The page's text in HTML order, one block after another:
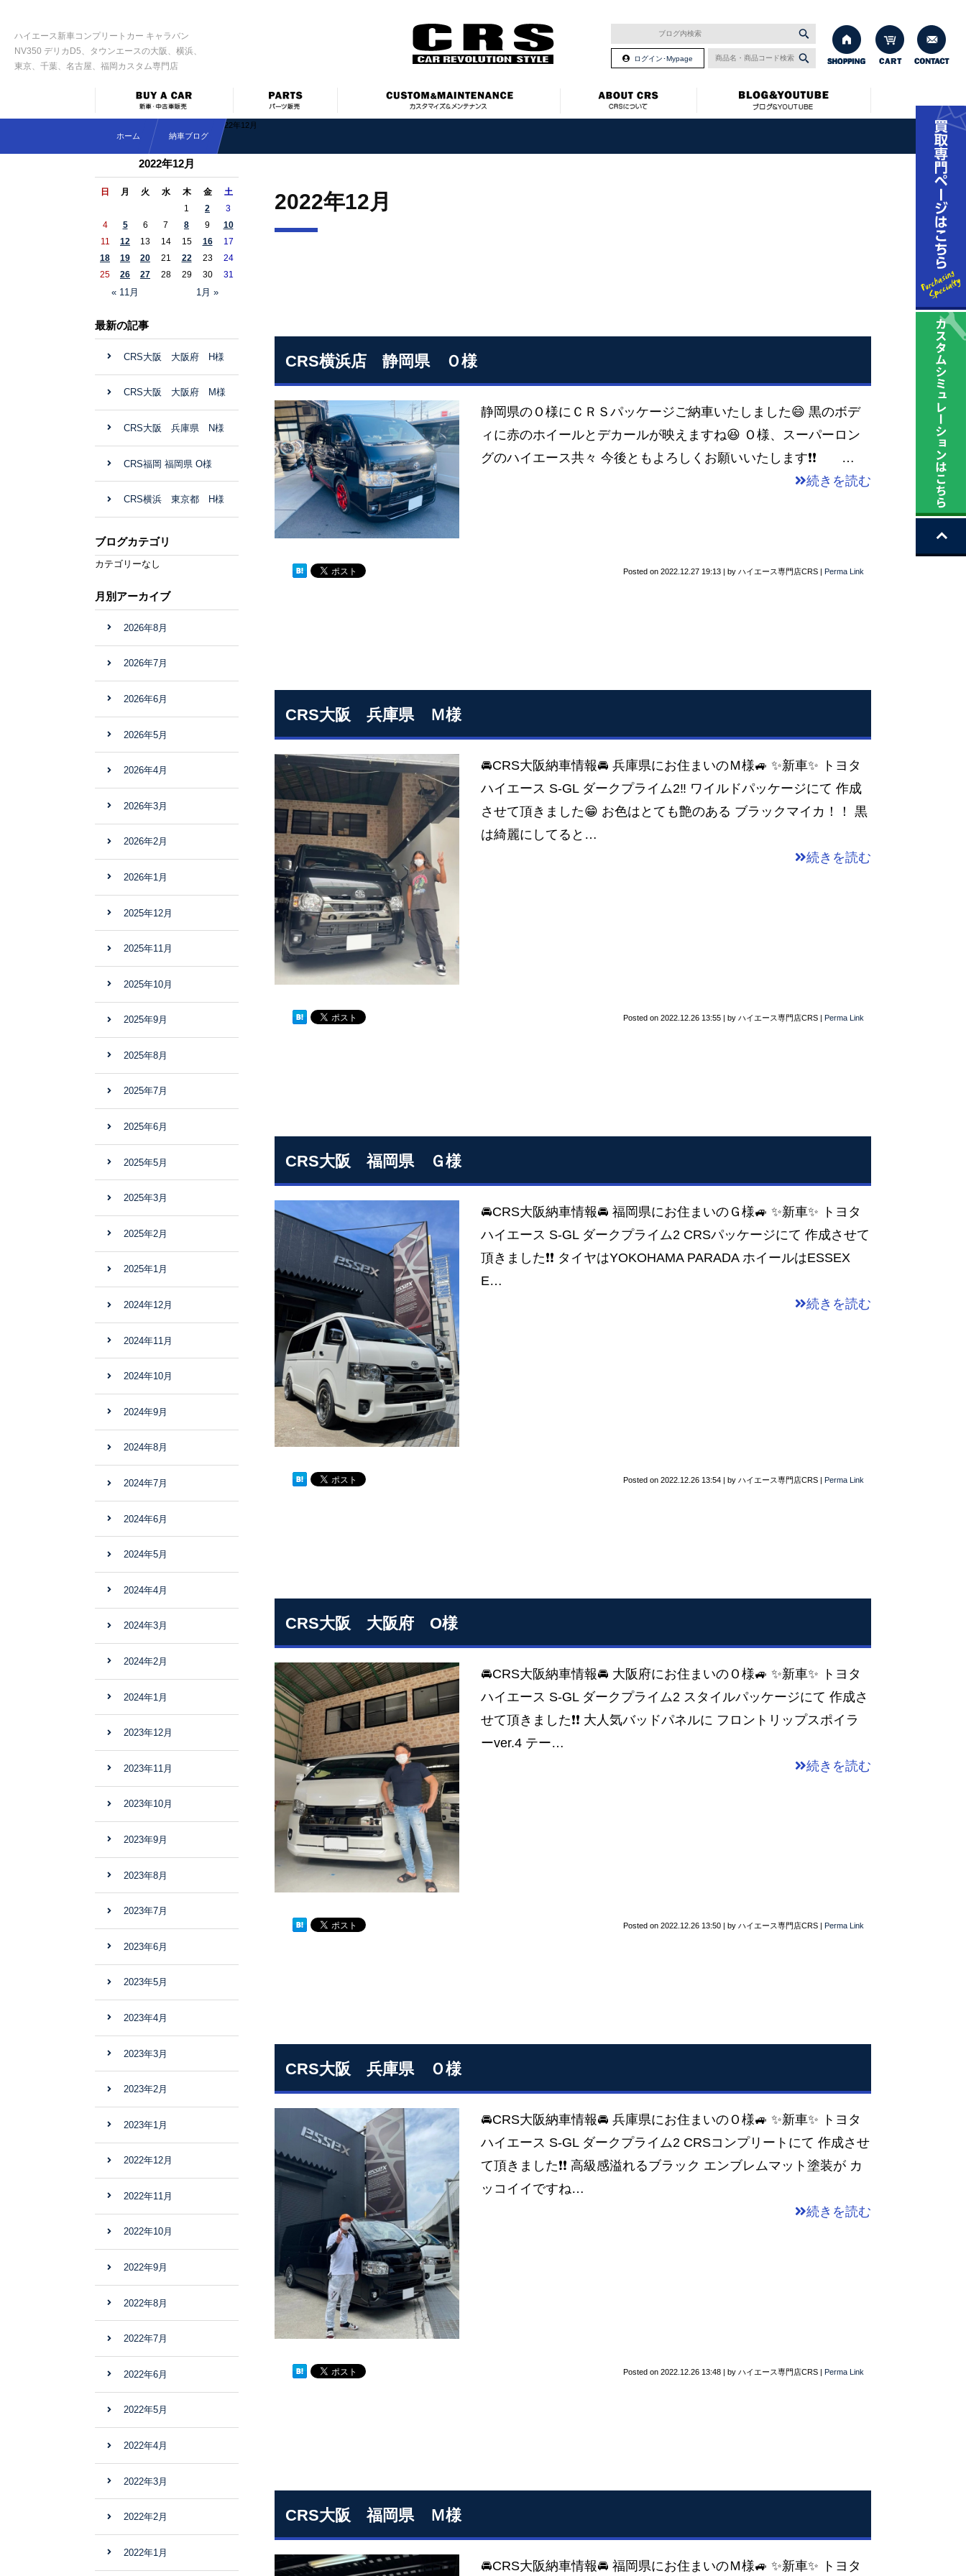
ハイエース新車コンプリートカー キャラバン
NV350 デリカD5、タウンエースの大阪、横浜、
東京、千葉、名古屋、福岡カスタム専門店
ログイン･Mypage
ホーム 納車ブログ
2022年12月
2022年12月
CRS横浜店 静岡県 Ｏ様
静岡県のＯ様にＣＲＳパッケージご納車いたしました😄 黒のボデ
ィに赤のホイールとデカールが映えますね😆 Ｏ様、スーパーロン
グのハイエース共々 今後ともよろしくお願いいたします❗❗ …
続きを読む
Posted on 2022.12.27 19:13 by ハイエース専門店CRS Perma Link
CRS大阪 兵庫県 Ｍ様
🚘CRS大阪納車情報🚘 兵庫県にお住まいのＭ様🚙 ✨新車✨ トヨタ
ハイエース S-GL ダークプライム2‼️ ワイルドパッケージにて 作成
させて頂きました😁 お色はとても艶のある ブラックマイカ！！ 黒
は綺麗にしてると…
続きを読む
Posted on 2022.12.26 13:55 by ハイエース専門店CRS Perma Link
CRS大阪 福岡県 Ｇ様
🚘CRS大阪納車情報🚘 福岡県にお住まいのＧ様🚙 ✨新車✨ トヨタ
ハイエース S-GL ダークプライム2 CRSパッケージにて 作成させて
頂きました❗❗ タイヤはYOKOHAMA PARADA ホイールはESSEX
E…
続きを読む
Posted on 2022.12.26 13:54 | by ハイエース専門店CRS | Perma Link
CRS大阪 大阪府 O様
🚘CRS大阪納車情報🚘 大阪府にお住まいのＯ様🚙 ✨新車✨ トヨタ
ハイエース S-GL ダークプライム2 スタイルパッケージにて 作成さ
せて頂きました❗❗ 大人気バッドパネルに フロントリップスポイラ
ーver.4 テー…
続きを読む
Posted on 2022.12.26 13:50 by ハイエース専門店CRS Perma Link
CRS大阪 兵庫県 Ｏ様
🚘CRS大阪納車情報🚘 兵庫県にお住まいのＯ様🚙 ✨新車✨ トヨタ
ハイエース S-GL ダークプライム2 CRSコンプリートにて 作成させ
て頂きました❗❗ 高級感溢れるブラック エンブレムマット塗装が カ
ッコイイですね…
続きを読む
Posted on 2022.12.26 13:48 | by ハイエース専門店CRS | Perma Link
CRS大阪 福岡県 Ｍ様
🚘CRS大阪納車情報🚘 福岡県にお住まいのＭ様🚙 ✨新車✨ トヨタ
2022年12月
日 月 火 水 木 金 土
« 11月 1月 »
1 2
3
4
5 6 7 8 9
10
11
12 13 14 15 16
17
18
19 20 21 22 23
24
25
26 27 28 29 30 31
最新の記事
CRS大阪 大阪府 H様
CRS大阪 大阪府 M様
CRS大阪 兵庫県 N様
CRS福岡 福岡県 O様
CRS横浜 東京都 H様
ブログカテゴリ
カテゴリーなし
月別アーカイブ
2026年8月
2026年7月
2026年6月
2026年5月
2026年4月
2026年3月
2026年2月
2026年1月
2025年12月
2025年11月
2025年10月
2025年9月
2025年8月
2025年7月
2025年6月
2025年5月
2025年3月
2025年2月
2025年1月
2024年12月
2024年11月
2024年10月
2024年9月
2024年8月
2024年7月
2024年6月
2024年5月
2024年4月
2024年3月
2024年2月
2024年1月
2023年12月
2023年11月
2023年10月
2023年9月
2023年8月
2023年7月
2023年6月
2023年5月
2023年4月
2023年3月
2023年2月
2023年1月
2022年12月
2022年11月
2022年10月
2022年9月
2022年8月
2022年7月
2022年6月
2022年5月
2022年4月
2022年3月
2022年2月
2022年1月